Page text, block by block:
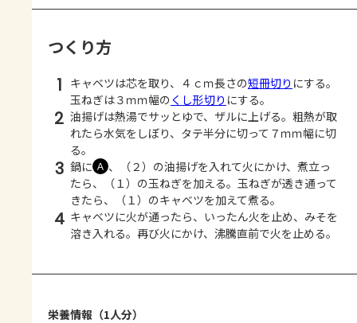
つくり方
1 キャベツは芯を取り、４ｃｍ長さの短冊切り にする。
玉ねぎは３ｍｍ幅の くし形切り にする。
2 油揚げは熱湯でサッとゆで、ザルに上げる。粗熱が取
れたら水気をしぼり、タテ半分に切って７ｍｍ幅に切
る。
3 鍋に Ａ 、（２）の油揚げを入れて火にかけ、煮立っ
たら、（１）の玉ねぎを加える。玉ねぎが透き通って
きたら、（１）のキャベツを加えて煮る。
4 キャベツに火が通ったら、いったん火を止め、みそを
溶き入れる。再び火にかけ、沸騰直前で火を止める。
栄養情報（1人分）